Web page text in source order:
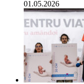
01.05.2026